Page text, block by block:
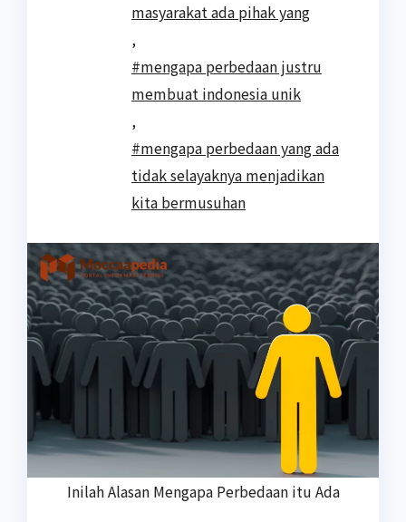
masyarakat ada pihak yang
,
#mengapa perbedaan justru
membuat indonesia unik
,
#mengapa perbedaan yang ada
tidak selayaknya menjadikan
kita bermusuhan
Inilah Alasan Mengapa Perbedaan itu Ada